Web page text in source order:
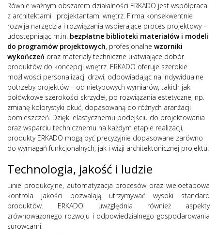
Równie ważnym obszarem działalności ERKADO jest współpraca
z architektami i projektantami wnętrz. Firma konsekwentnie
rozwija narzędzia i rozwiązania wspierające proces projektowy –
udostępniając m.in. bezpłatne biblioteki materiałów i modeli
do programów projektowych, profesjonalne wzorniki
wykończeń oraz materiały techniczne ułatwiające dobór
produktów do koncepcji wnętrz. ERKADO oferuje szerokie
możliwości personalizacji drzwi, odpowiadając na indywidualne
potrzeby projektów – od nietypowych wymiarów, takich jak
połówkowe szerokości skrzydeł, po rozwiązania estetyczne, np.
zmianę kolorystyki okuć, dopasowaną do różnych aranżacji
pomieszczeń. Dzięki elastycznemu podejściu do projektowania
oraz wsparciu technicznemu na każdym etapie realizacji,
produkty ERKADO mogą być precyzyjnie dopasowane zarówno
do wymagań funkcjonalnych, jak i wizji architektonicznej projektu.
Technologia, jakość i ludzie
Linie produkcyjne, automatyzacja procesów oraz wieloetapowa
kontrola jakości pozwalają utrzymywać wysoki standard
produktów. ERKADO uwzględnia również aspekty
zrównoważonego rozwoju i odpowiedzialnego gospodarowania
surowcami.